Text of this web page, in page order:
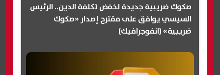
صكوك ضريبية جديدة لخفض تكلفة الدين.. الرئيس
السيسي يوافق على مقترح إصدار «صكوك
ضريبية» (انفوجرافيك)